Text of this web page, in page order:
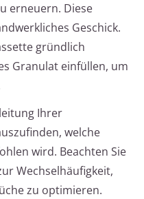
erneuern. Diese
Geschick.
gründlich
Granulat einfüllen, um
Ihrer
welche
wird. Beachten Sie
Wechselhäufigkeit,
zu optimieren.